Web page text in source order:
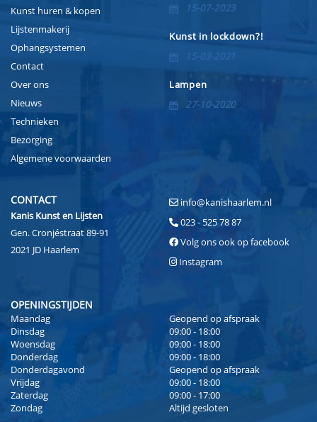
Kunst huren & kopen
Lijstenmakerij
Ophangsystemen
Contact
Over ons
Nieuws
Technieken
Bezorging
Algemene voorwaarden
15-07-2023
Kunst in lockdown?!
15-03-2021
Lampen
27-10-2020
CONTACT
Kanis Kunst en Lijsten
Gen. Cronjéstraat 89-91
2021 JD Haarlem
info@kanishaarlem.nl
023 - 525 78 87
Volg ons ook op facebook
Instagram
OPENINGSTIJDEN
Maandag
Geopend op afspraak
Dinsdag
09:00 - 18:00
Woensdag
09:00 - 18:00
Donderdag
09:00 - 18:00
Donderdagavond
Geopend op afspraak
Vrijdag
09:00 - 18:00
Zaterdag
09:00 - 17:00
Zondag
Altijd gesloten